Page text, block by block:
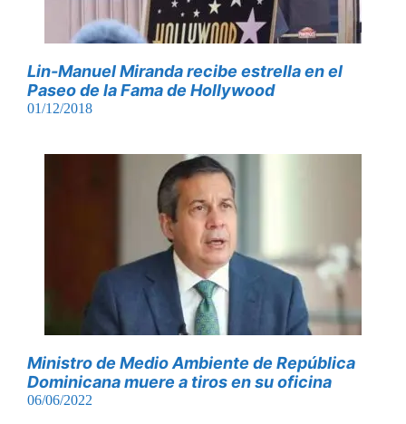
Lin-Manuel Miranda recibe estrella en el
Paseo de la Fama de Hollywood
01/12/2018
Ministro de Medio Ambiente de República
Dominicana muere a tiros en su oficina
06/06/2022